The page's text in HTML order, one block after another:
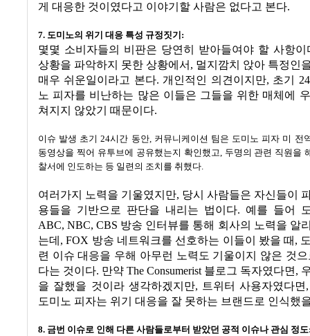
게 대응한 것이였다고 이야기할 사람은 없다고 본다.
7. 도미노의 위기 대응 특성 규정짓기 :
몇몇 소비자들의 비판은 당연히 받아들여야 할 사항이
상황을 파악하지 못한 상황에서 , 멀지깜치 앉아 특정인
매우 쉬운일이라고 본다.개인적인 의견이지만, 초기
24
노 피자를 비난하는 많은 이들은 그들을 위한 매체에
쳐지지 않았기 때문이다.
이슈 발생 초기 24시간 동안, 커뮤니케이션 팀은 도미노 피자 미 전
동영상을 찍어 유투브에 공유했는지 확인했고, 두명의 관련 직원을
찰서에 인도하는 등 일련의 조치를 취했다.
여러가지 노력을 기울였지만, 당시 사람들은 자신들이
용들을 기반으로 판단을 내리는 법이다. 예를 들어
ABC, NBC, CBS 방송 인터뷰를 통해 회사의 노력을 알
는데 , FOX 방송 네트워크를 선호하는 이들이 봤을 때 ,
련 이슈 대응을 우해 아무런 노력도 기울이지 않은 것
다는 것이다. 만약 The Consumerist 블로그 독자였다면,
을 잘했을 것이라 생각하겠지만, 트위터 사용자였다면
도미노 피자는 위기 대응을 잘 못하는 브랜드로 인식했
8. 금번 이슈로 인해 다른 사람들로부터 받았던 공적 이슈나 관심 정도